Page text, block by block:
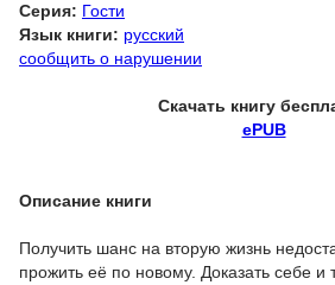
Серия: Гости
Язык книги: русский
сообщить о нарушении
Скачать книгу
ePUB
Описание книги
Получить шанс на вторую жизнь
прожить её по новому. Доказать себе и